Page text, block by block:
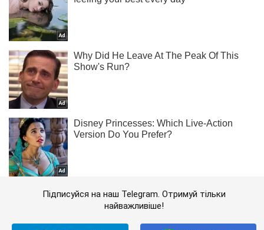
Підписуйся на наш Telegram. Отримуй тільки
найважливіше!